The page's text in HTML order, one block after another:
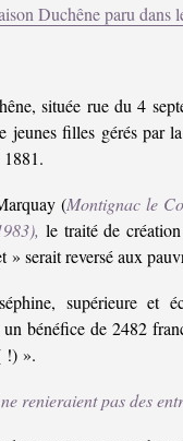
Duchêne paru dans
située rue du 4
jeunes filles gérés par
1881.
(Montignac le
le traité de
» serait reversé aux
supérieure et
bénéfice de 2482
!) ».
renieraient pas des